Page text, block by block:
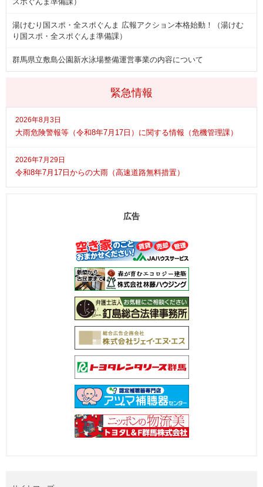
緊急情報
2026年8月3日
大雨危険警報等（令和8年7月17日）に関する情報（危機管理課）
2026年7月29日
令和8年7月17日からの大雨（高速道路無料措置）
湯けむり国スポ・全スポぐんま 広報アクション本格始動！（湯けむ
り国スポ・全スポぐんま準備課）
群馬県立敷島公園新水泳場整備運営事業の内容について
広告